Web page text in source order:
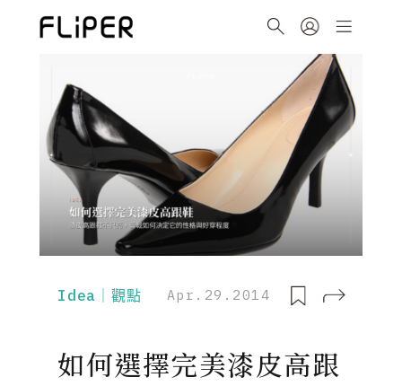
Idea｜觀點 Apr.29.2014
如何選擇完美漆皮高跟